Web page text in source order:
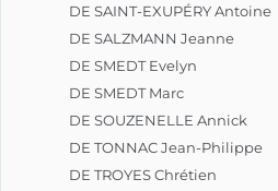
DE SAINT-EXUPÉRY Antoine
DE SALZMANN Jeanne
DE SMEDT Evelyn
DE SMEDT Marc
DE SOUZENELLE Annick
DE TONNAC Jean-Philippe
DE TROYES Chrétien